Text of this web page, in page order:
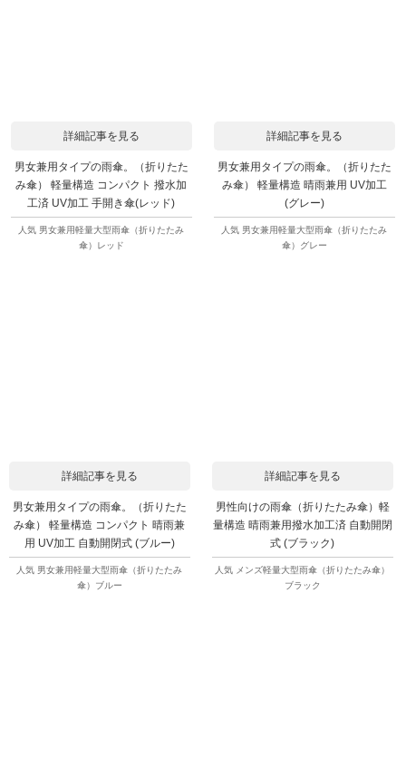
詳細記事を見る
男女兼用タイプの雨傘。（折りたた
み傘） 軽量構造 コンパクト 撥水加
工済 UV加工 手開き傘(レッド)
人気 男女兼用軽量大型雨傘（折りたたみ
傘）レッド
詳細記事を見る
男女兼用タイプの雨傘。（折りたた
み傘） 軽量構造 晴雨兼用 UV加工
(グレー)
人気 男女兼用軽量大型雨傘（折りたたみ
傘）グレー
詳細記事を見る
男女兼用タイプの雨傘。（折りたた
み傘） 軽量構造 コンパクト 晴雨兼
用 UV加工 自動開閉式 (ブルー)
人気 男女兼用軽量大型雨傘（折りたたみ
傘）ブルー
詳細記事を見る
男性向けの雨傘（折りたたみ傘）軽
量構造 晴雨兼用撥水加工済 自動開閉
式 (ブラック)
人気 メンズ軽量大型雨傘（折りたたみ傘）
ブラック